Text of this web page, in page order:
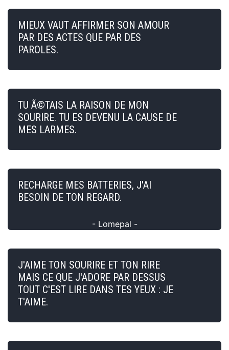
MIEUX VAUT AFFIRMER SON AMOUR
PAR DES ACTES QUE PAR DES
PAROLES.
TU Ã©TAIS LA RAISON DE MON
SOURIRE. TU ES DEVENU LA CAUSE DE
MES LARMES.
RECHARGE MES BATTERIES, J'AI
BESOIN DE TON REGARD.
- Lomepal -
J'AIME TON SOURIRE ET TON RIRE
MAIS CE QUE J'ADORE PAR DESSUS
TOUT C'EST LIRE DANS TES YEUX : JE
T'AIME.